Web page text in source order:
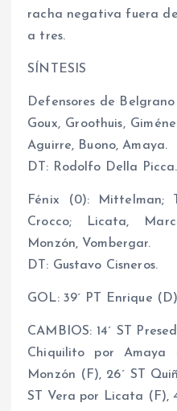
racha negativa fuera
a tres.
SÍNTESIS
Defensores de
Goux, Groothuis,
Aguirre, Buono, Amaya.
DT: Rodolfo Della Picca.
Fénix (0): Mittelman;
Crocco; Licata,
Monzón, Vombergar.
DT: Gustavo Cisneros.
GOL: 39´ PT Enrique
CAMBIOS: 14´ ST
Chiquilito por Amaya
Monzón (F), 26´ ST
ST Vera por Licata (F),